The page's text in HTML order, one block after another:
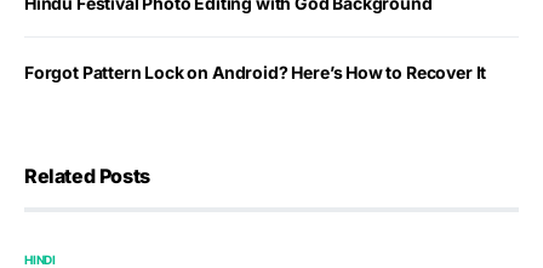
Forgot Pattern Lock on Android? Here’s How to Recover It
Related Posts
HINDI